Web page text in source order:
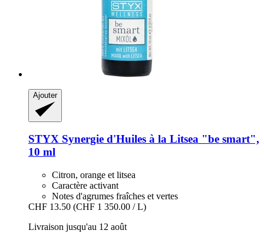
Ajouter
STYX Synergie d'Huiles à la Litsea "be smart",
10 ml
Citron, orange et litsea
Caractère activant
Notes d'agrumes fraîches et vertes
CHF 13.50 (CHF 1 350.00 / L)
Livraison jusqu'au 12 août